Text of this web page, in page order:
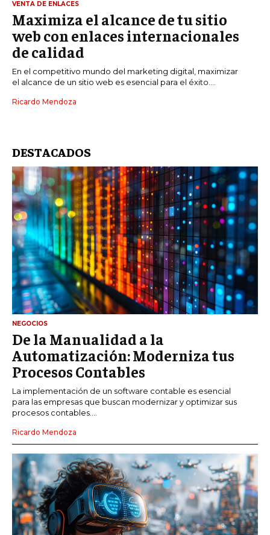
VENTA DE ENLACES
Maximiza el alcance de tu sitio
web con enlaces internacionales
de calidad
En el competitivo mundo del marketing digital, maximizar
el alcance de un sitio web es esencial para el éxito....
Ricardo Mendoza
DESTACADOS
NEGOCIOS
De la Manualidad a la
Automatización: Moderniza tus
Procesos Contables
La implementación de un software contable es esencial
para las empresas que buscan modernizar y optimizar sus
procesos contables....
Ricardo Mendoza